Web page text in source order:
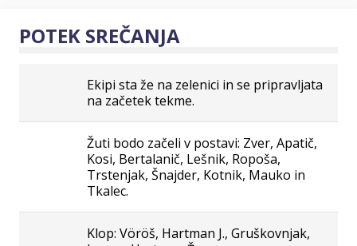
POTEK SREČANJA
Ekipi sta že na zelenici in se pripravljata
na začetek tekme.
Žuti bodo začeli v postavi: Zver, Apatič,
Kosi, Bertalanič, Lešnik, Ropoša,
Trstenjak, Šnajder, Kotnik, Mauko in
Tkalec.
Klop: Vöröš, Hartman J., Gruškovnjak,